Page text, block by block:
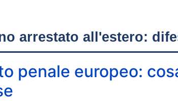
arrestato all'estero:
penale europeo: